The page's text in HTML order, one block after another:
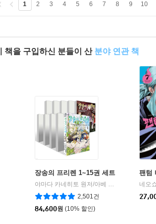
1 2 3 4 5 6 7 8 9 10
책을 구입하신 분들이 산 분야 연관 책
장송의 프리렌 1~15권 세트
야마다 카네히토 원저/아베 츠카사 글그림 |
2,501건
84,600원 (10% 할인)
팬텀
네오